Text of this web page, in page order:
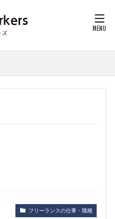
フリーランスの仕事・職種